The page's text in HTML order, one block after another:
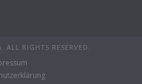
RIGHTS RESERVED.